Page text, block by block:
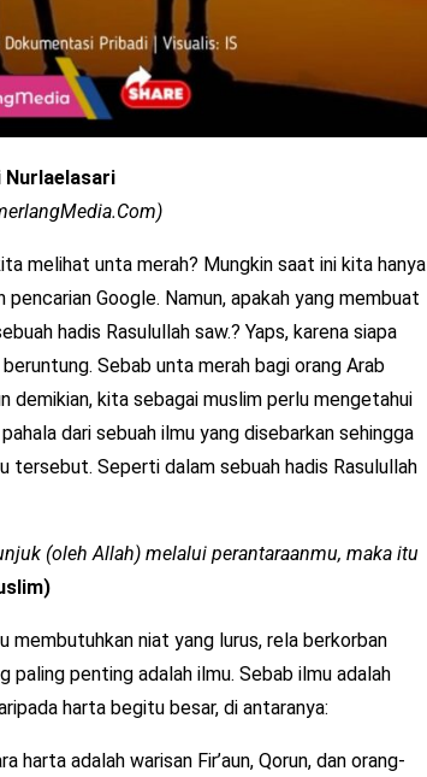
Nurlaelasari
melihat unta merah? Mungkin saat ini kita hanya
Google. Namun, apakah yang membuat
hadis Rasulullah saw.? Yaps, karena siapa
Sebab unta merah bagi orang Arab
demikian, kita sebagai muslim perlu mengetahui
dari sebuah ilmu yang disebarkan sehingga
tersebut. Seperti dalam sebuah hadis Rasulullah
(oleh Allah) melalui perantaraanmu, maka itu
niat yang lurus, rela berkorban
penting adalah ilmu. Sebab ilmu adalah
harta begitu besar, di antaranya:
harta adalah warisan Fir’aun, Qorun, dan orang-